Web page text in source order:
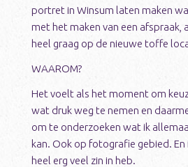
portret in Winsum laten maken
met het maken van een afspraak,
heel graag op de nieuwe toffe
WAAROM?
Het voelt als het moment om
wat druk weg te nemen en
om te onderzoeken wat ik
kan. Ook op fotografie gebied. En
heel erg veel zin in heb.